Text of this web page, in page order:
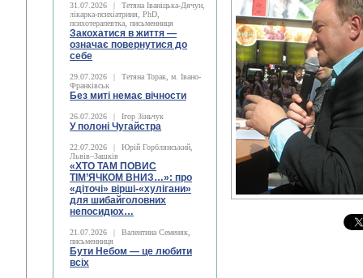
31.07.2026 |
Тетяна Іваніцька-Дячун,
лікарка-психіатриня, PhD,
психотерапевтка, письменниця
Закохатися в життя —
означає повернутися до
себе
29.07.2026 |
Тетяна Торак, м. Івано-
Франківськ
Без миті немає вічности
26.07.2026 | Ігор Зіньчук
У полоні Чугайстра
22.07.2026 |
Юрій Горблянський,
Львів–Зашків
«ХТО ТАМ ПОВИС
ТІМ’ЯЧКОМ ВНИЗ…»: про
«діточі» вірші-«хулігани»
для шибайголовних
непосидюх…
21.07.2026 |
Валентина Семеняк,
письменниця
Бути Небом ― це любити
всіх